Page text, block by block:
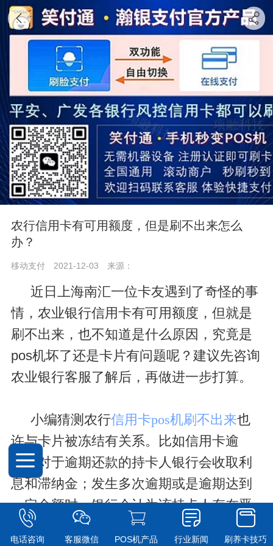
农行信用卡有可用额度，但是刷不出来怎么
办？
移动支付 2021-12-03 来源：
近日上海南汇一位卡友遇到了奇怪的事
情，农业银行信用卡有可用额度，但就是
刷不出来，也不知道是什么原因，究竟是
pos机坏了还是卡片有问题呢？建议先咨询
农业银行客服了解后，再做进一步打算。
小编猜测农行信用卡pos机刷不出来也
许与卡片被冻结有关系。比如信用卡逾
期，对于逾期还款的持卡人银行会收取利
息和滞纳金；发生多次逾期或是逾期达到
一定金额时，银行会认为该持卡人存在恶
意透支消费行为，假如继续为其提供循环
电话咨询 客服微信 POS机产品 行业新闻 刷养卡技巧